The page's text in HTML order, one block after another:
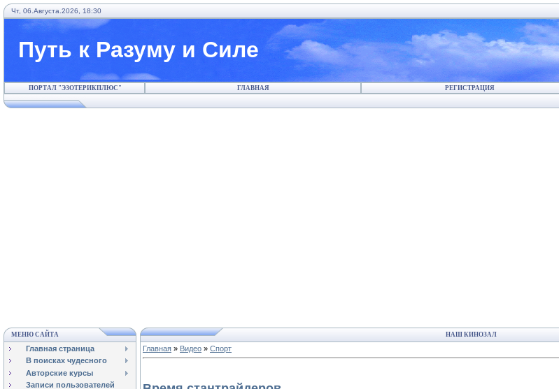
Чт, 06.Августа.2026, 18:30
Путь к Разуму и Силе
ПОРТАЛ "ЭЗОТЕРИКПЛЮС" ГЛАВНАЯ РЕГИСТРАЦИЯ
МЕНЮ САЙТА
Главная страница
В поисках чудесного
Авторские курсы
Записи пользователей
НАШ КИНОЗАЛ
Главная » Видео » Спорт